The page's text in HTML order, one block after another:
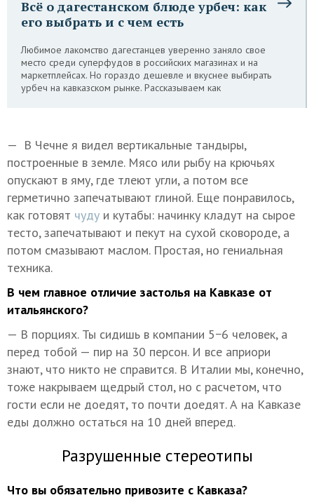
Всё о дагестанском блюде урбеч: как
его выбрать и с чем есть
Любимое лакомство дагестанцев уверенно заняло свое
место среди суперфудов в российских магазинах и на
маркетплейсах. Но гораздо дешевле и вкуснее выбирать
урбеч на кавказском рынке. Рассказываем как
— В Чечне я видел вертикальные тандыры,
построенные в земле. Мясо или рыбу на крючьях
опускают в яму, где тлеют угли, а потом все
герметично запечатывают глиной. Еще понравилось,
как готовят чуду и кутабы: начинку кладут на сырое
тесто, запечатывают и пекут на сухой сковороде, а
потом смазывают маслом. Простая, но гениальная
техника.
В чем главное отличие застолья на Кавказе от
итальянского?
— В порциях. Ты сидишь в компании 5−6 человек, а
перед тобой — пир на 30 персон. И все априори
знают, что никто не справится. В Италии мы, конечно,
тоже накрываем щедрый стол, но с расчетом, что
гости если не доедят, то почти доедят. А на Кавказе
еды должно остаться на 10 дней вперед.
Разрушенные стереотипы
Что вы обязательно привозите с Кавказа?